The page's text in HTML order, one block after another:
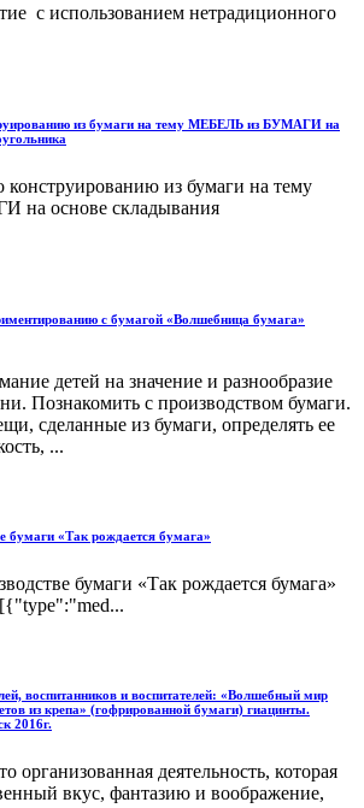
с использованием нетрадиционного
из бумаги на тему МЕБЕЛЬ из БУМАГИ на
конструированию из бумаги на тему
основе складывания
с бумагой «Волшебница бумага»
детей на значение и разнообразие
Познакомить с производством бумаги.
сделанные из бумаги, определять ее
...
бумаги «Так рождается бумага»
бумаги «Так рождается бумага»
воспитанников и воспитателей: «Волшебный мир
из крепа» (гофрированной бумаги) гиацинты.
2016г.
организованная деятельность, которая
вкус, фантазию и воображение,